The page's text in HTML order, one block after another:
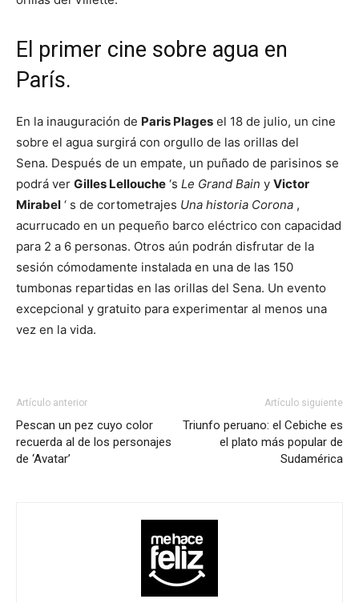
El primer cine sobre agua en
París.
En la inauguración de Paris Plages el 18 de julio, un cine
sobre el agua surgirá con orgullo de las orillas del
Sena. Después de un empate, un puñado de parisinos se
podrá ver Gilles Lellouche ‘s Le Grand Bain y Victor
Mirabel ‘ s de cortometrajes Una historia Corona ,
acurrucado en un pequeño barco eléctrico con capacidad
para 2 a 6 personas. Otros aún podrán disfrutar de la
sesión cómodamente instalada en una de las 150
tumbonas repartidas en las orillas del Sena. Un evento
excepcional y gratuito para experimentar al menos una
vez en la vida.
Artículo anterior
Pescan un pez cuyo color
recuerda al de los personajes
de ‘Avatar’
Artículo siguiente
Triunfo peruano: el Cebiche es
el plato más popular de
Sudamérica